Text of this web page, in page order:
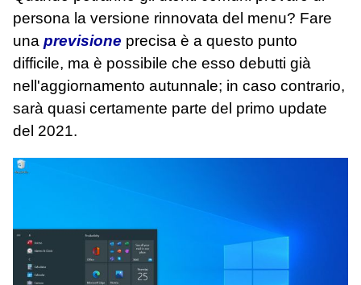
persona la versione rinnovata del menu? Fare
una previsione precisa è a questo punto
difficile, ma è possibile che esso debutti già
nell'aggiornamento autunnale; in caso contrario,
sarà quasi certamente parte del primo update
del 2021.